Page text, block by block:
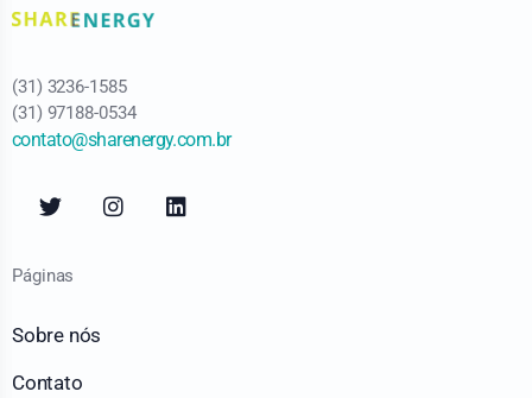
(31) 3236-1585
(31) 97188-0534
contato@sharenergy.com.br
Páginas
Sobre nós
Contato